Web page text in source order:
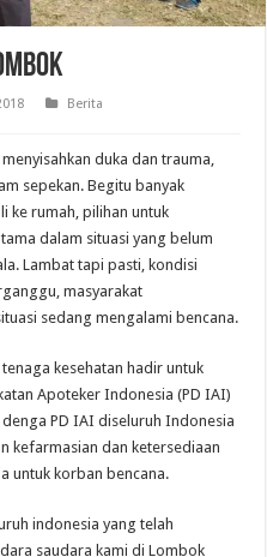
Berita
duka dan trauma,
sepekan. Begitu banyak
ke rumah, pilihan untuk
dalam situasi yang belum
Lambat tapi pasti, kondisi
masyarakat
sedang mengalami bencana.
kesehatan hadir untuk
Apoteker Indonesia (PD IAI)
PD IAI diseluruh Indonesia
kefarmasian dan ketersediaan
untuk korban bencana.
indonesia yang telah
saudara kami di Lombok